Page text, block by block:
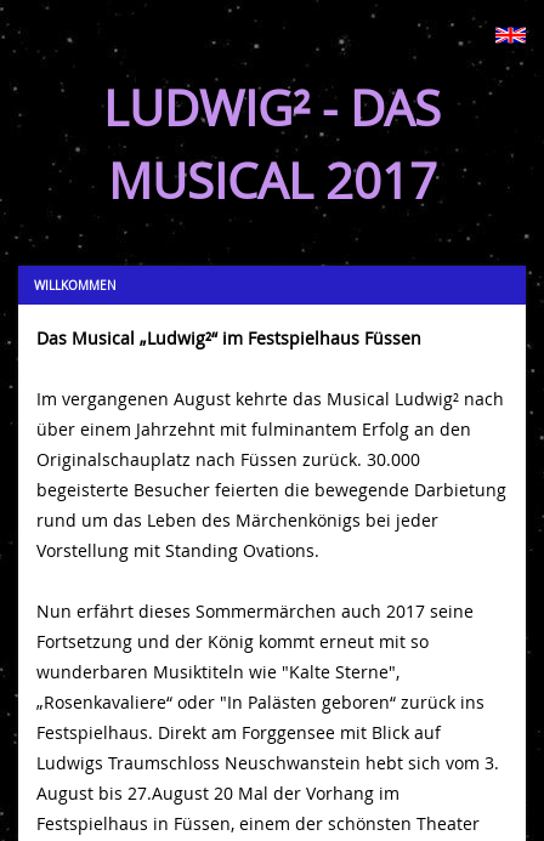
LUDWIG² - DAS
MUSICAL 2017
WILLKOMMEN
Das Musical „Ludwig²“ im Festspielhaus Füssen
Im vergangenen August kehrte das Musical Ludwig² nach
über einem Jahrzehnt mit fulminantem Erfolg an den
Originalschauplatz nach Füssen zurück. 30.000
begeisterte Besucher feierten die bewegende Darbietung
rund um das Leben des Märchenkönigs bei jeder
Vorstellung mit Standing Ovations.
Nun erfährt dieses Sommermärchen auch 2017 seine
Fortsetzung und der König kommt erneut mit so
wunderbaren Musiktiteln wie "Kalte Sterne",
„Rosenkavaliere“ oder "In Palästen geboren“ zurück ins
Festspielhaus. Direkt am Forggensee mit Blick auf
Ludwigs Traumschloss Neuschwanstein hebt sich vom 3.
August bis 27.August 20 Mal der Vorhang im
Festspielhaus in Füssen, einem der schönsten Theater